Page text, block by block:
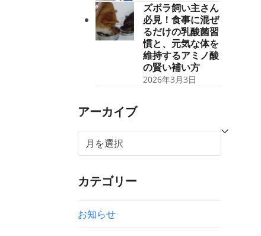
ズボラ飼い主さん
必見！食事に混ぜ
るだけの乳酸菌習
慣と、元気な体を
維持するアミノ酸
の賢い補い方
2026年3月3日
アーカイブ
ー
イ
カテゴリー
お知らせ